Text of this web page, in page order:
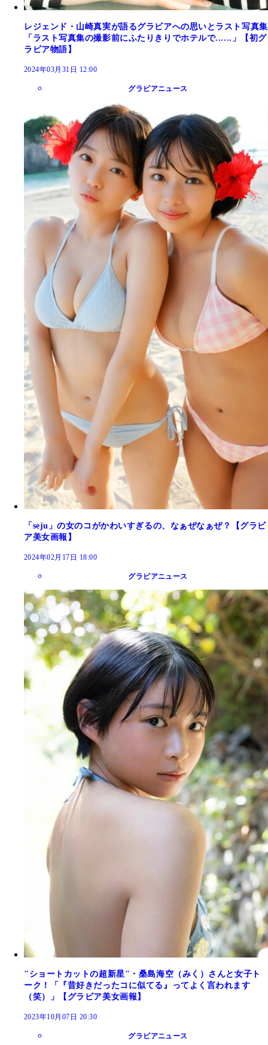
レジェンド・山崎真実が語るグラビアへの思いとラスト写真集
「ラスト写真集の撮影前にふたりきりでホテルで......」【初グ
ラビア物語】
2024年03月31日 12:00
グラビアニュース
「seju」の女のコがかわいすぎるの、なぁぜなぁぜ？【グラビ
ア美女画報】
2024年02月17日 18:00
グラビアニュース
"ショートカットの超新星"・桑島海空（みく）さんと女子ト
ーク！「『昔好きだったコに似てる』ってよく言われます
（笑）」【グラビア美女画報】
2023年10月07日 20:30
グラビアニュース